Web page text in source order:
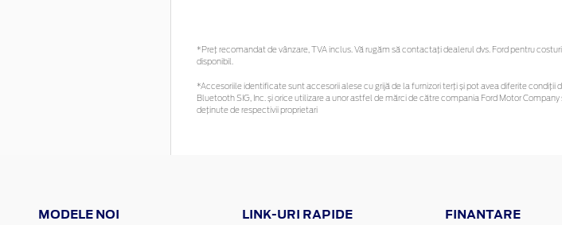
*Preţ recomandat de vânzare, TVA inclus. Vă rugăm să contactaţi dealerul dvs. Ford pentru
disponibil.
*Accesoriile identificate sunt accesorii alese cu grijă de la furnizori terți și pot avea diferite
Bluetooth SIG, Inc. și orice utilizare a unor astfel de mărci de către compania Ford Motor
deținute de respectivii proprietari
MODELE NOI LINK-URI RAPIDE FINANTARE